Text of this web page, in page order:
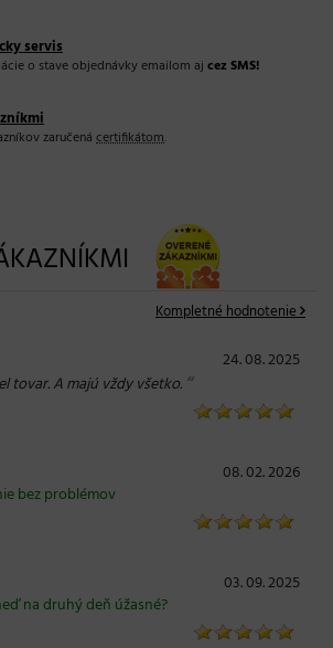
servis
o stave objednávky emailom aj cez SMS!
zaručená certifikátom.
Kompletné hodnotenie
24. 08. 2025
tovar. A majú vždy všetko. “
08. 02. 2026
bez problémov
03. 09. 2025
na druhý deň úžasné?